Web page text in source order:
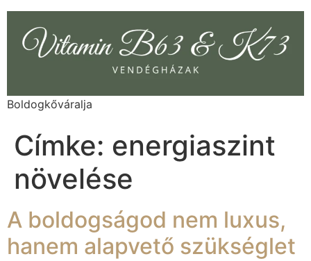
Boldogkőváralja
Címke: energiaszint
növelése
A boldogságod nem luxus,
hanem alapvető szükséglet